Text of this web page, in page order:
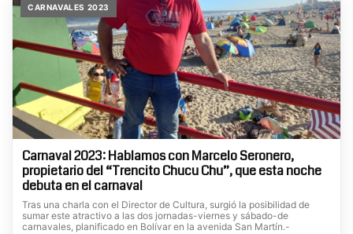
CARNAVALES 2023
Carnaval 2023: Hablamos con Marcelo Seronero,
propietario del “Trencito Chucu Chu”, que esta noche
debuta en el carnaval
Tras una charla con el Director de Cultura, surgió la posibilidad de
sumar este atractivo a las dos jornadas-viernes y sábado-de
carnavales, planificado en Bolívar en la avenida San Martín.-